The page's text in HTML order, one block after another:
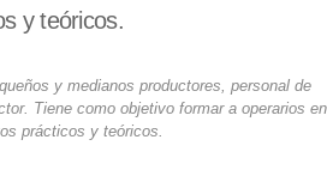
y teóricos.
y medianos productores, personal de
Tiene como objetivo formar a operarios en
prácticos y teóricos.